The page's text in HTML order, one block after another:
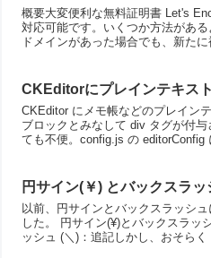
概要大変便利な無料証明書 Let's
対応可能です。いくつか方法があ
ドメインがあった場合でも、新た
CKEditorにプレインテキス
CKEditor にメモ帳などのプレイン
ブロックとみなして div タグが付
ても不便。config.js の editorConfig
円サイン(￥) とバックスラ
以前、円サインとバックスラッシ
した。 円サイン(¥)とバックスラッ
ッシュ (＼)：追記しかし、おそら